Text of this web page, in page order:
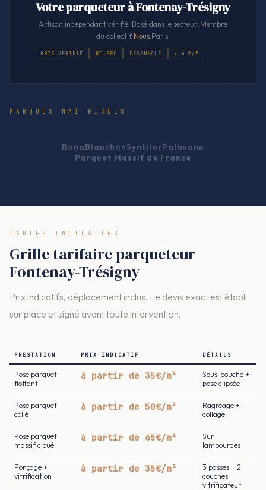
Votre parqueteur à Fontenay-Trésigny
Artisan indépendant vérifié. Basé dans le secteur. Membre
du collectifNous .Paris.
KBIS VÉRIFIÉ RC PRO DÉCENNALE ★ 4.9/5
MARQUES MAÎTRISÉES
BonaBlanchonSyntilorPallmann
Parquet Massif de France
TARIFS INDICATIFS
Grille tarifaire parqueteur
Fontenay-Trésigny
Prix indicatifs, déplacement inclus. Le devis exact est établi
sur place et signé avant toute intervention.
PRESTATION PRIX INDICATIF DÉTAILS
Pose parquet
flottant
à partir de 35€/m²
Sous-couche +
pose clipsée
Pose parquet
collé
à partir de 50€/m²
Ragréage +
collage
Pose parquet
massif cloué
à partir de 65€/m²
Sur
lambourdes
Ponçage +
vitrification
à partir de 35€/m²
3 passes + 2
couches
vitrificateur